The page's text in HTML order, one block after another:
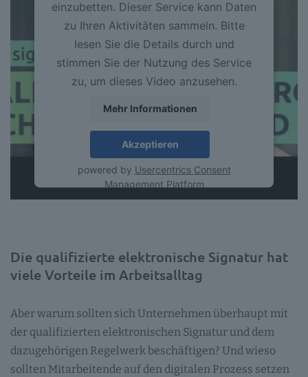
einzubetten. Dieser Service kann Daten
zu Ihren Aktivitäten sammeln. Bitte
lesen Sie die Details durch und
stimmen Sie der Nutzung des Service
zu, um dieses Video anzusehen.
Mehr Informationen
Akzeptieren
powered by Usercentrics Consent
Management Platform
Die qualifizierte elektronische Signatur hat
viele Vorteile im Arbeitsalltag
Aber warum sollten sich Unternehmen überhaupt mit
der qualifizierten elektronischen Signatur und dem
dazugehörigen Regelwerk beschäftigen? Und wieso
sollten Mitarbeitende auf den digitalen Prozess setzen